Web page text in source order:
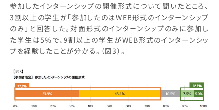
参加したインターンシップの開催形式について聞いたところ、
3割以上の学生が「参加したのはWEB形式のインターンシップ
のみ」と回答した。対面形式のインターンシップのみに参加し
た学生は5%で、9割以上の学生がWEB形式のインターンシッ
プを経験したことが分かる。（図3）。